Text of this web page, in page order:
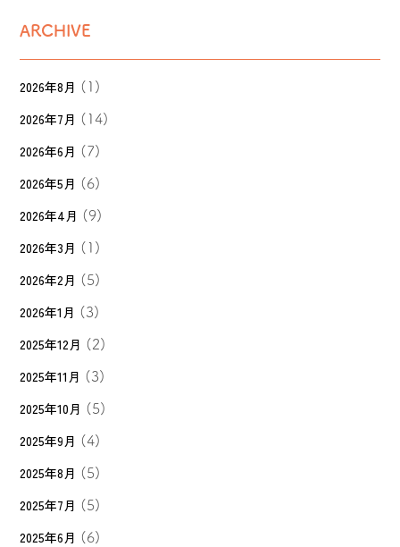
ARCHIVE
2026年8月 (1)
2026年7月 (14)
2026年6月 (7)
2026年5月 (6)
2026年4月 (9)
2026年3月 (1)
2026年2月 (5)
2026年1月 (3)
2025年12月 (2)
2025年11月 (3)
2025年10月 (5)
2025年9月 (4)
2025年8月 (5)
2025年7月 (5)
2025年6月 (6)